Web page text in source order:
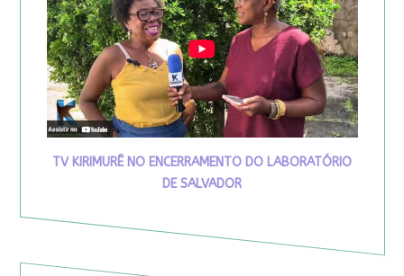
TV KIRIMURÊ NO ENCERRAMENTO DO LABORATÓRIO
DE SALVADOR